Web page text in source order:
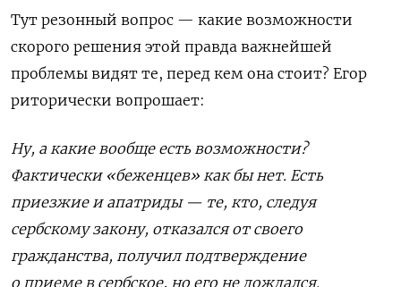
Тут резонный вопрос — какие возможности
скорого решения этой правда важнейшей
проблемы видят те, перед кем она стоит? Егор
риторически вопрошает:
Ну, а какие вообще есть возможности?
Фактически «беженцев» как бы нет. Есть
приезжие и апатриды — те, кто, следуя
сербскому закону, отказался от своего
гражданства, получил подтверждение
о приеме в сербское, но его не дождался.